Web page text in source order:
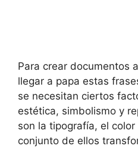
Para crear documentos
llegar a papa estas
se necesitan ciertos
estética, simbolismo y
son la tipografía, el
conjunto de ellos